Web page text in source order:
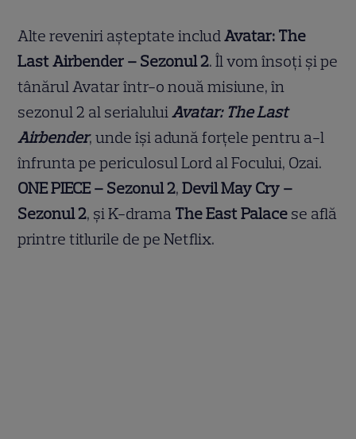
Alte reveniri așteptate includAvatar: The
Last Airbender – Sezonul 2. Îl vom însoți și pe
tânărul Avatar într-o nouă misiune, în
sezonul 2 al serialuluiAvatar: The Last
Airbender, unde își adună forțele pentru a-l
înfrunta pe periculosul Lord al Focului, Ozai.
ONE PIECE – Sezonul 2,Devil May Cry –
Sezonul 2, și K-drama The East Palace se află
printre titlurile de pe Netflix.